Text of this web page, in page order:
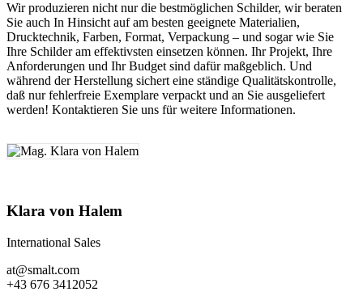
Wir produzieren nicht nur die bestmöglichen Schilder, wir beraten
Sie auch In Hinsicht auf am besten geeignete Materialien,
Drucktechnik, Farben, Format, Verpackung – und sogar wie Sie
Ihre Schilder am effektivsten einsetzen können. Ihr Projekt, Ihre
Anforderungen und Ihr Budget sind dafür maßgeblich. Und
während der Herstellung sichert eine ständige Qualitätskontrolle,
daß nur fehlerfreie Exemplare verpackt und an Sie ausgeliefert
werden! Kontaktieren Sie uns für weitere Informationen.
Klara von Halem
International Sales
at@smalt.com
+43 676 3412052